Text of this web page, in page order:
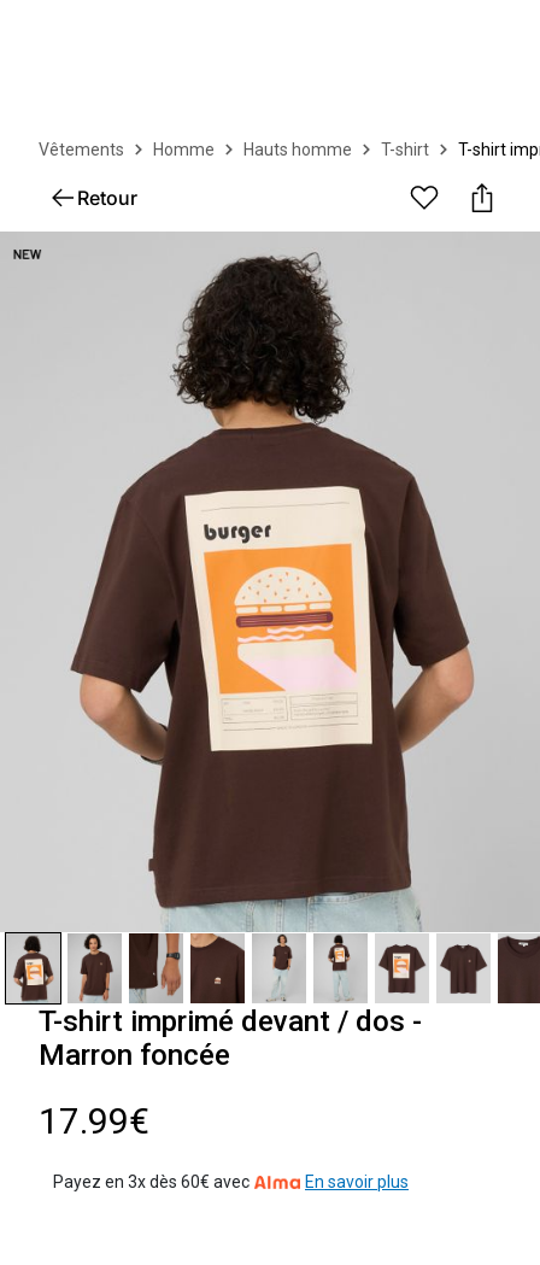
Vêtements Homme Hauts homme T-shirt T-shirt
Retour
T-shirt imprimé devant / dos -
Marron foncée
17.99€
Payez en 3x dès 60€ avec En savoir plus